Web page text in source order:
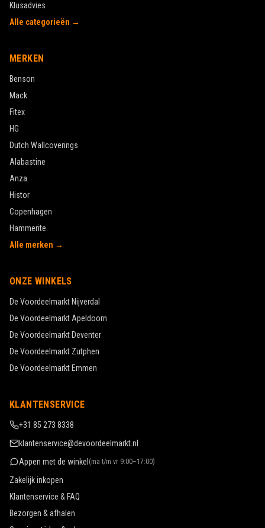
Klusadvies
Alle categorieën →
MERKEN
Benson
Mack
Fitex
HG
Dutch Wallcoverings
Alabastine
Anza
Histor
Copenhagen
Hammerite
Alle merken →
ONZE WINKELS
De Voordeelmarkt Nijverdal
De Voordeelmarkt Apeldoorn
De Voordeelmarkt Deventer
De Voordeelmarkt Zutphen
De Voordeelmarkt Emmen
KLANTENSERVICE
+31 85 273 8338
klantenservice@devoordeelmarkt.nl
Appen met de winkel (ma t/m vr 9:00–17:00)
Zakelijk inkopen
Klantenservice & FAQ
Bezorgen & afhalen